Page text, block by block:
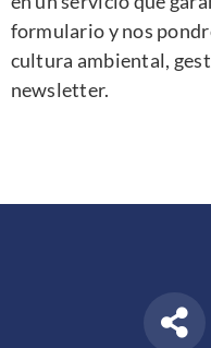
formularioy nos
cultura ambiental,
newsletter.